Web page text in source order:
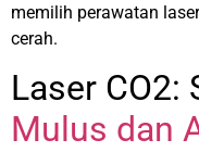
memilih perawatan
cerah.
Laser CO2:
Mulus dan